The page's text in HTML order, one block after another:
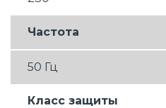
Частота
50 Гц
Класс защиты